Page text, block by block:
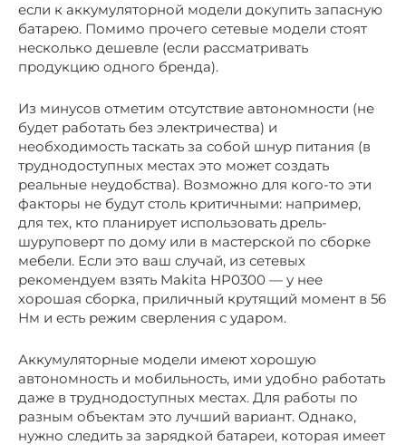
если к аккумуляторной модели докупить запасную
батарею. Помимо прочего сетевые модели стоят
несколько дешевле (если рассматривать
продукцию одного бренда).
Из минусов отметим отсутствие автономности (не
будет работать без электричества) и
необходимость таскать за собой шнур питания (в
труднодоступных местах это может создать
реальные неудобства). Возможно для кого-то эти
факторы не будут столь критичными: например,
для тех, кто планирует использовать дрель-
шуруповерт по дому или в мастерской по сборке
мебели. Если это ваш случай, из сетевых
рекомендуем взять Makita HP0300 — у нее
хорошая сборка, приличный крутящий момент в 56
Нм и есть режим сверления с ударом.
Аккумуляторные модели имеют хорошую
автономность и мобильность, ими удобно работать
даже в труднодоступных местах. Для работы по
разным объектам это лучший вариант. Однако,
нужно следить за зарядкой батареи, которая имеет